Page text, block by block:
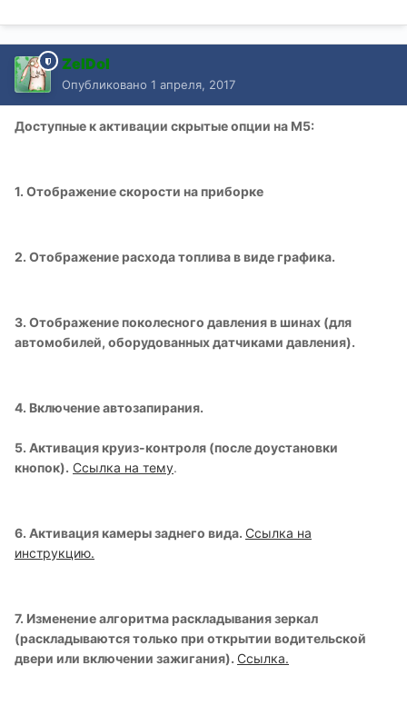
ZelDol
Опубликовано 1 апреля, 2017
Доступные к активации скрытые опции на М5:
1. Отображение скорости на приборке
2. Отображение расхода топлива в виде графика.
3. Отображение поколесного давления в шинах (для
автомобилей, оборудованных датчиками давления).
4. Включение автозапирания.
5. Активация круиз-контроля (после доустановки
кнопок). Ссылка на тему.
6. Активация камеры заднего вида. Ссылка на
инструкцию.
7. Изменение алгоритма раскладывания зеркал
(раскладываются только при открытии водительской
двери или включении зажигания). Ссылка.